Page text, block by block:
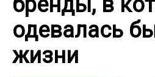
одевалась
жизни